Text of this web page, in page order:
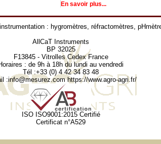
En savoir plus...
: hygromètres, réfractomètres,
AllCaT Instruments
BP 32025
F13845 - Vitrolles Cedex France
: de 9h à 18h du lundi au vendredi
Tél :+33 (0) 4 42 34 83 48
:info@mesurez.com https://www.agro-agri.fr/
ISO ISO9001:2015 Certifié
Certificat n°A529